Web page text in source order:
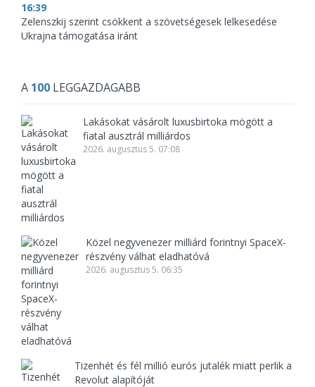
16:39
Zelenszkij szerint csökkent a szövetségesek lelkesedése
Ukrajna támogatása iránt
A 100 LEGGAZDAGABB
Lakásokat vásárolt luxusbirtoka mögött a
fiatal ausztrál milliárdos
2026. augusztus 5. 07:08
Közel negyvenezer milliárd forintnyi SpaceX-
részvény válhat eladhatóvá
2026. augusztus 5. 06:35
Tizenhét és fél millió eurós jutalék miatt perlik a
Revolut alapítóját